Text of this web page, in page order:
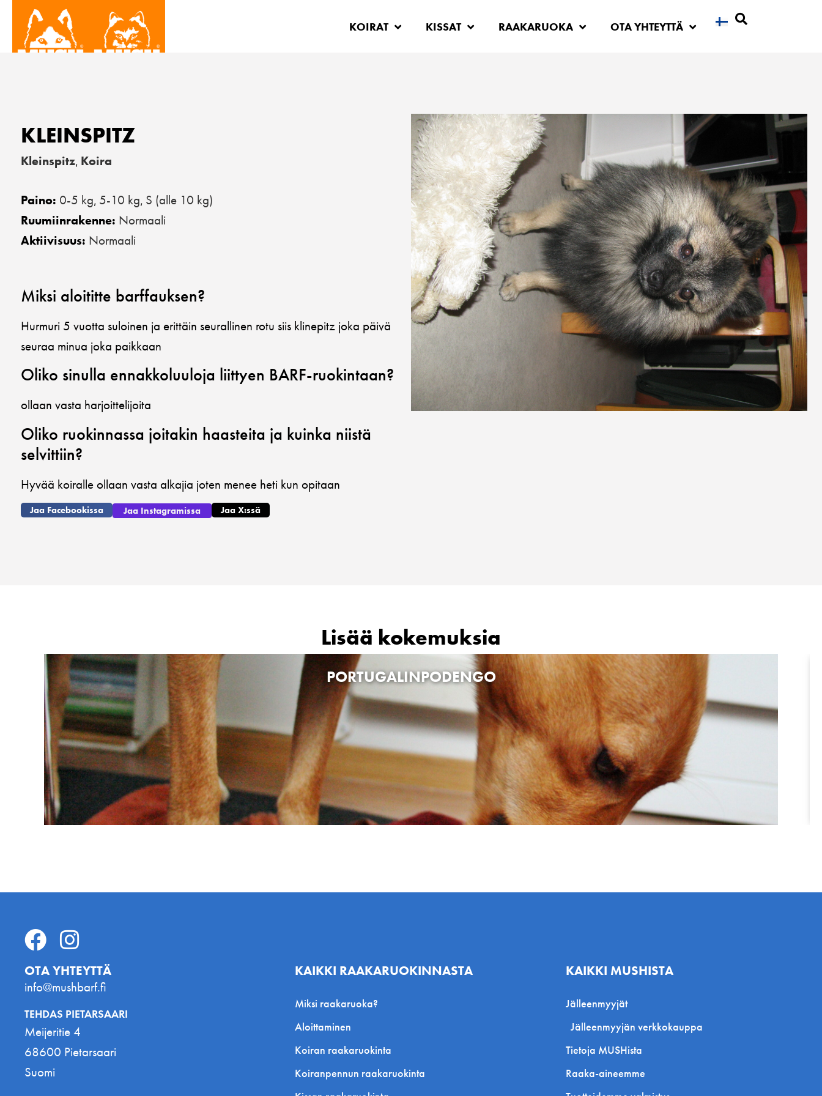
KOIRAT KISSAT RAAKARUOKA OTA YHTEYTTÄ
KLEINSPITZ
Kleinspitz, Koira
Paino: 0-5 kg, 5-10 kg, S (alle 10 kg)
Ruumiinrakenne: Normaali
Aktiivisuus: Normaali
Miksi aloititte barffauksen?
Hurmuri 5 vuotta suloinen ja erittäin seurallinen rotu siis klinepitz joka päivä
seuraa minua joka paikkaan
Oliko sinulla ennakkoluuloja liittyen BARF-ruokintaan?
ollaan vasta harjoittelijoita
Oliko ruokinnassa joitakin haasteita ja kuinka niistä
selvittiin?
Hyvää koiralle ollaan vasta alkajia joten menee heti kun opitaan
Jaa Facebookissa Jaa Instagramissa Jaa X:ssä
Lisää kokemuksia
PORTUGALINPODENGO
OTA YHTEYTTÄ
info@mushbarf.fi
TEHDAS PIETARSAARI
Meijeritie 4
68600 Pietarsaari
Suomi
KAIKKI RAAKARUOKINNASTA
Miksi raakaruoka?
Aloittaminen
Koiran raakaruokinta
Koiranpennun raakaruokinta
KAIKKI MUSHISTA
Jälleenmyyjät
Jälleenmyyjän verkkokauppa
Tietoja MUSHista
Raaka-aineemme